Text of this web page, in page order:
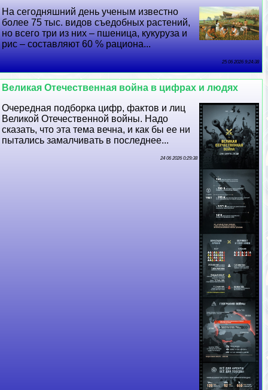
На сегодняшний день ученым известно
более 75 тыс. видов съедобных растений,
но всего три из них – пшеница, кукуруза и
рис – составляют 60 % рациона...
25 06 2026 9:24:38
Великая Отечественная война в цифрах и людях
Очередная подборка цифр, фактов и лиц
Великой Отечественной войны. Надо
сказать, что эта тема вечна, и как бы ее ни
пытались замалчивать в последнее...
24 06 2026 0:29:38